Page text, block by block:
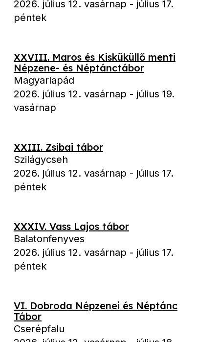
2026. július 12. vasárnap - július 17.
péntek
XXVIII. Maros és Kisküküllő menti
Népzene- és Néptánctábor
Magyarlapád
2026. július 12. vasárnap - július 19.
vasárnap
XXIII. Zsibai tábor
Szilágycseh
2026. július 12. vasárnap - július 17.
péntek
XXXIV. Vass Lajos tábor
Balatonfenyves
2026. július 12. vasárnap - július 17.
péntek
VI. Dobroda Népzenei és Néptánc
Tábor
Cserépfalu